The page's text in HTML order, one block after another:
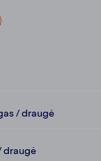
/ draugė
draugė